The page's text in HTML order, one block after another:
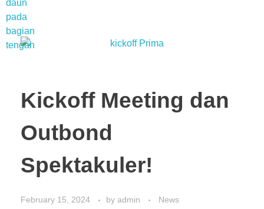
Kickoff Meeting dan
Outbond
Spektakuler!
February 15, 2024 by admin News